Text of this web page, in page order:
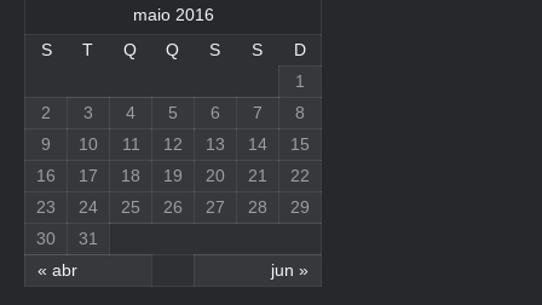
maio 2016
S
T Q Q S S D
« abr jun »
1
2
3 4 5 6 7
8
9
10 11 12 13 14
15
16
17 18 19 20 21
22
23
24 25 26 27 28
29
30
31